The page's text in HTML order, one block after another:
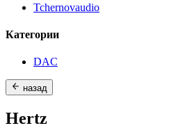
Tchernovaudio
Категории
DAC
назад
Hertz